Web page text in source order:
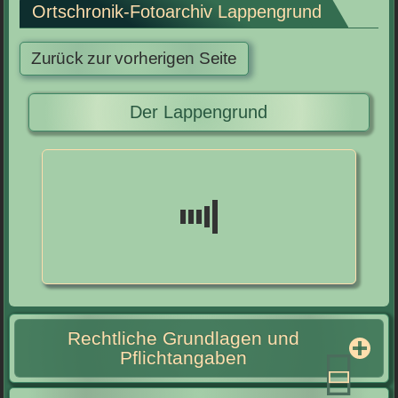
Ortschronik-Fotoarchiv Lappengrund
Der Lappengrund
Rechtliche Grundlagen und
Pflichtangaben